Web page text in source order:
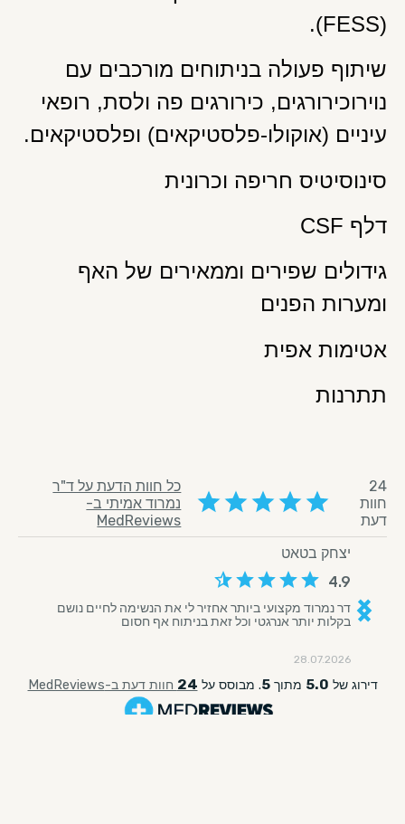
(FESS).
שיתוף פעולה בניתוחים מורכבים עם
נוירוכירורגים, כירורגים פה ולסת, רופאי
עיניים (אוקולו-פלסטיקאים) ופלסטיקאים.
סינוסיטיס חריפה וכרונית
דלף CSF
גידולים שפירים וממאירים של האף
ומערות הפנים
אטימות אפית
תתרנות